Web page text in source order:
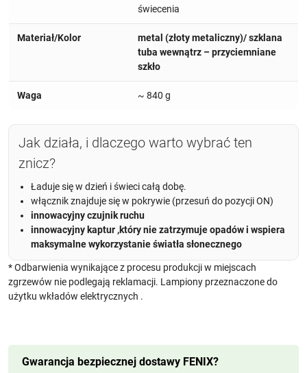
świecenia
Materiał/Kolor
metal (złoty metaliczny)/ szklana
tuba wewnątrz – przyciemniane
szkło
Waga ~ 840 g
Jak działa, i dlaczego warto wybrać ten
znicz?
Ładuje się w dzień i świeci całą dobę.
włącznik znajduje się w pokrywie (przesuń do pozycji ON)
innowacyjny czujnik ruchu
innowacyjny kaptur ,który nie zatrzymuje opadów i wspiera
maksymalne wykorzystanie światła słonecznego
* Odbarwienia wynikające z procesu produkcji w miejscach
zgrzewów nie podlegają reklamacji. Lampiony przeznaczone do
użytku wkładów elektrycznych .
Gwarancja bezpiecznej dostawy FENIX?